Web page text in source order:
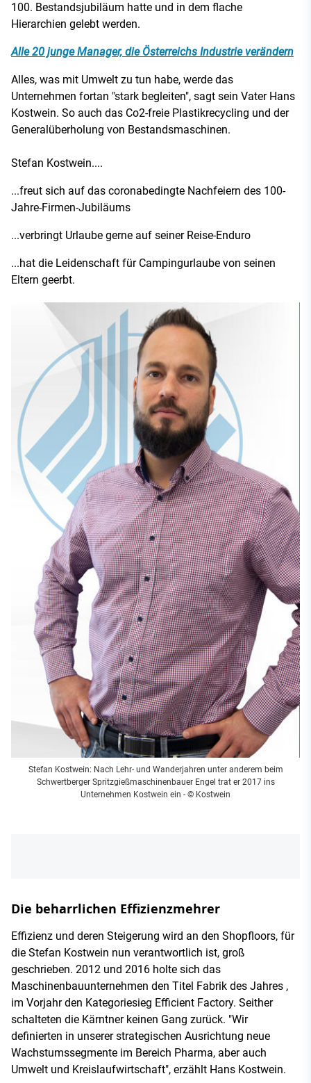
100. Bestandsjubiläum hatte und in dem flache
Hierarchien gelebt werden.
Alle 20 junge Manager, die Österreichs Industrie verändern
Alles, was mit Umwelt zu tun habe, werde das
Unternehmen fortan "stark begleiten", sagt sein Vater Hans
Kostwein. So auch das Co2-freie Plastikrecycling und der
Generalüberholung von Bestandsmaschinen.
Stefan Kostwein....
...freut sich auf das coronabedingte Nachfeiern des 100-
Jahre-Firmen-Jubiläums
...verbringt Urlaube gerne auf seiner Reise-Enduro
...hat die Leidenschaft für Campingurlaube von seinen
Eltern geerbt.
Stefan Kostwein: Nach Lehr- und Wanderjahren unter anderem beim
Schwertberger Spritzgießmaschinenbauer Engel trat er 2017 ins
Unternehmen Kostwein ein - © Kostwein
Die beharrlichen Effizienzmehrer
Effizienz und deren Steigerung wird an den Shopfloors, für
die Stefan Kostwein nun verantwortlich ist, groß
geschrieben. 2012 und 2016 holte sich das
Maschinenbauunternehmen den Titel Fabrik des Jahres ,
im Vorjahr den Kategoriesieg Efficient Factory. Seither
schalteten die Kärntner keinen Gang zurück. "Wir
definierten in unserer strategischen Ausrichtung neue
Wachstumssegmente im Bereich Pharma, aber auch
Umwelt und Kreislaufwirtschaft", erzählt Hans Kostwein.